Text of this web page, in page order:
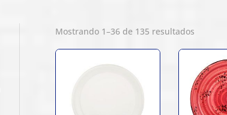
Mostrando 1–36 de 135 resultados